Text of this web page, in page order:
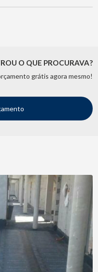
O QUE PROCURAVA?
grátis agora mesmo!